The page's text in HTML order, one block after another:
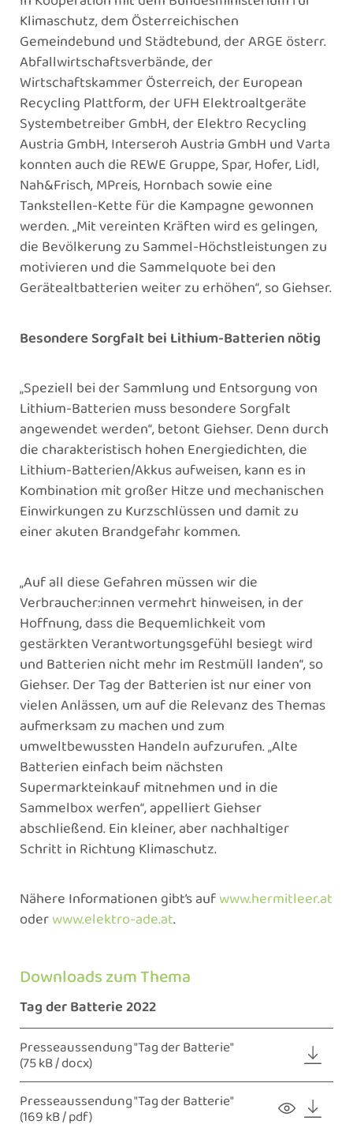
Klimaschutz, dem Österreichischen
Gemeindebund und Städtebund, der ARGE österr.
Abfallwirtschaftsverbände, der
Wirtschaftskammer Österreich, der European
Recycling Plattform, der UFH Elektroaltgeräte
Systembetreiber GmbH, der Elektro Recycling
Austria GmbH, Interseroh Austria GmbH und Varta
konnten auch die REWE Gruppe, Spar, Hofer, Lidl,
Nah&Frisch, MPreis, Hornbach sowie eine
Tankstellen-Kette für die Kampagne gewonnen
werden. „Mit vereinten Kräften wird es gelingen,
die Bevölkerung zu Sammel-Höchstleistungen zu
motivieren und die Sammelquote bei den
Gerätealtbatterien weiter zu erhöhen“, so Giehser.
Besondere Sorgfalt bei Lithium-Batterien nötig
„Speziell bei der Sammlung und Entsorgung von
Lithium-Batterien muss besondere Sorgfalt
angewendet werden“, betont Giehser. Denn durch
die charakteristisch hohen Energiedichten, die
Lithium-Batterien/Akkus aufweisen, kann es in
Kombination mit großer Hitze und mechanischen
Einwirkungen zu Kurzschlüssen und damit zu
einer akuten Brandgefahr kommen.
„Auf all diese Gefahren müssen wir die
Verbraucher:innen vermehrt hinweisen, in der
Hoffnung, dass die Bequemlichkeit vom
gestärkten Verantwortungsgefühl besiegt wird
und Batterien nicht mehr im Restmüll landen“, so
Giehser. Der Tag der Batterien ist nur einer von
vielen Anlässen, um auf die Relevanz des Themas
aufmerksam zu machen und zum
umweltbewussten Handeln aufzurufen. „Alte
Batterien einfach beim nächsten
Supermarkteinkauf mitnehmen und in die
Sammelbox werfen“, appelliert Giehser
abschließend. Ein kleiner, aber nachhaltiger
Schritt in Richtung Klimaschutz.
Nähere Informationen gibt’s aufwww.hermitleer.at
oderwww.elektro-ade.at.
Downloads zum Thema
Tag der Batterie 2022
Presseaussendung "Tag der Batterie"
(75 kB / docx)
Presseaussendung "Tag der Batterie"
(169 kB / pdf)